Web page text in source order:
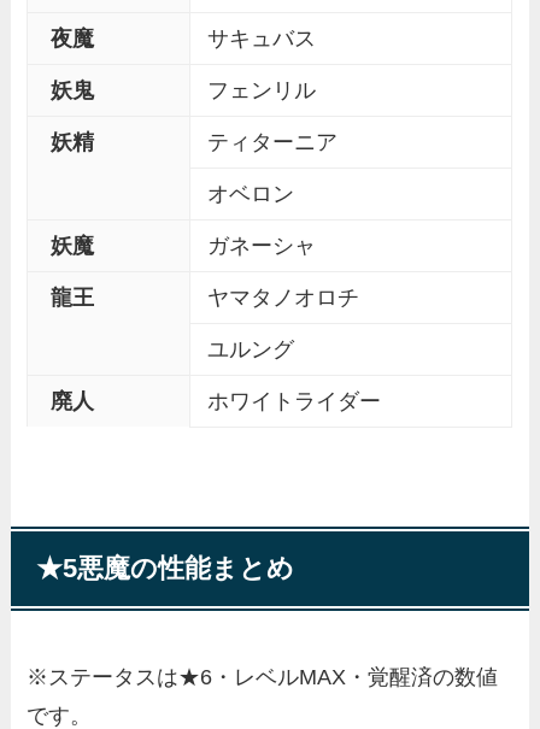
夜魔 サキュバス
妖鬼 フェンリル
妖精 ティターニア
オベロン
妖魔 ガネーシャ
龍王 ヤマタノオロチ
ユルング
廃人 ホワイトライダー
★5悪魔の性能まとめ
※ステータスは★6・レベルMAX・覚醒済の数値
です。